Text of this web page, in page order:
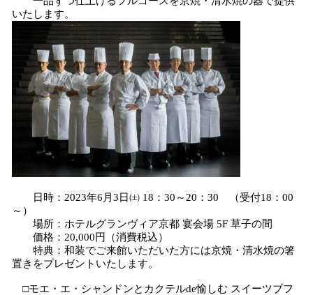
いたします。
日時：2023年6月3日㈯ 18：30～20：30 （受付18：00
～）
場所：ホテルグランヴィア京都 宴会場 5F 草子の間
価格：20,000円（消費税込）
特典：和装でご来館いただいた方には京焼・清水焼の箸
置きをプレゼントいたします。
□モエ・エ・シャンドンとカクテルde愉しむ スイーツブフ